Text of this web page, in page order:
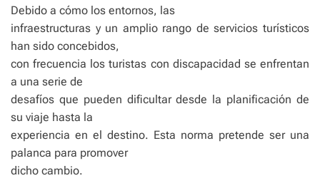
Debido a cómo los entornos, las
infraestructuras y un amplio rango de servicios turísticos
han sido concebidos,
con frecuencia los turistas con discapacidad se enfrentan
a una serie de
desafíos que pueden dificultar desde la planificación de
su viaje hasta la
experiencia en el destino. Esta norma pretende ser una
palanca para promover
dicho cambio.